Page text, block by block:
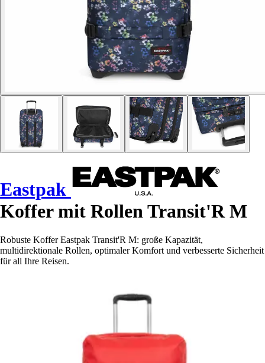
Eastpak
Koffer mit Rollen Transit'R M
Robuste Koffer Eastpak Transit'R M: große Kapazität,
multidirektionale Rollen, optimaler Komfort und verbesserte Sicherheit
für all Ihre Reisen.